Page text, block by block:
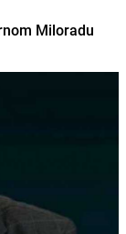
Miloradu